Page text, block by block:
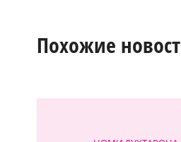
Похожие